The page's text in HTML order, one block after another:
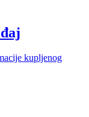
kupljenog